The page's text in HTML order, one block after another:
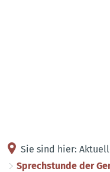
Sie sind hier:
Sprechstunde der